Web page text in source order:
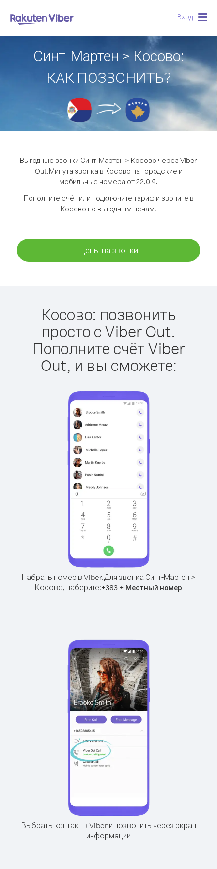
Вход
Синт-Мартен > Косово:
КАК ПОЗВОНИТЬ?
Выгодные звонки Синт-Мартен > Косово через Viber
Out.Минута звонка в Косово на городские и
мобильные номера от 22.0 ¢.
Пополните счёт или подключите тариф и звоните в
Косово по выгодным ценам.
Цены на звонки
Косово: позвонить
просто с Viber Out.
Пополните счёт Viber
Out, и вы сможете:
Набрать номер в Viber.Для звонка Синт-Мартен >
Косово, наберите:+383 + Местный номер
Выбрать контакт в Viber и позвонить через экран
информации